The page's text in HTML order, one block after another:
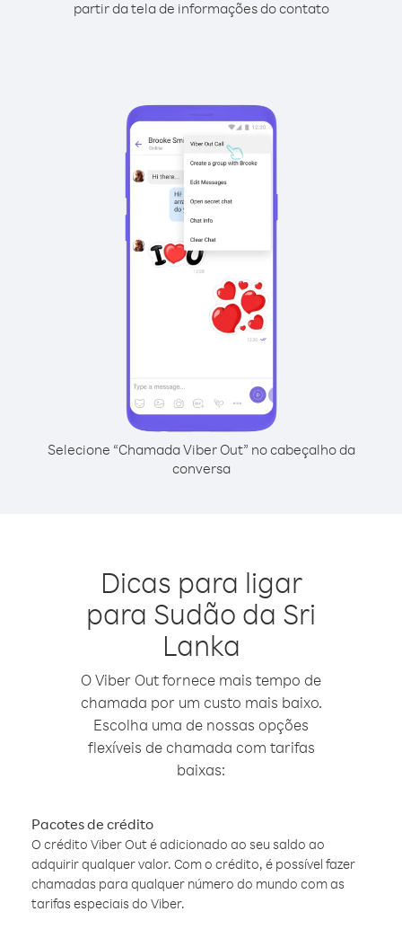
partir da tela de informações do contato
Selecione “Chamada Viber Out” no cabeçalho da
conversa
Dicas para ligar
para Sudão da Sri
Lanka
O Viber Out fornece mais tempo de
chamada por um custo mais baixo.
Escolha uma de nossas opções
flexíveis de chamada com tarifas
baixas:
Pacotes de crédito
O crédito Viber Out é adicionado ao seu saldo ao
adquirir qualquer valor. Com o crédito, é possível fazer
chamadas para qualquer número do mundo com as
tarifas especiais do Viber.